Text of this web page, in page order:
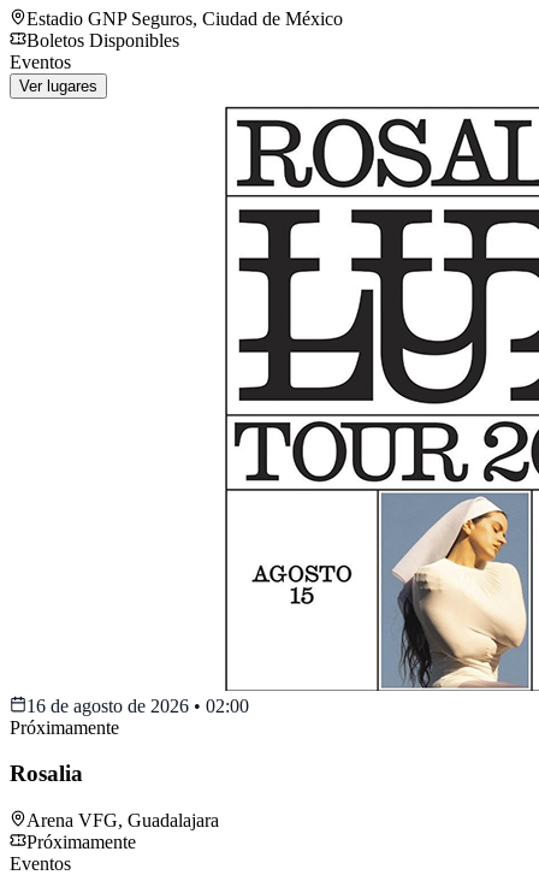
Estadio GNP Seguros, Ciudad de México
Boletos Disponibles
Eventos
Ver lugares
16 de agosto de 2026 • 02:00
Próximamente
Rosalia
Arena VFG, Guadalajara
Próximamente
Eventos